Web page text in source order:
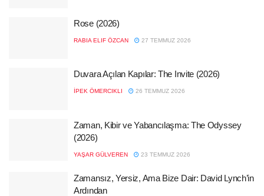
Rose (2026)
RABIA ELIF ÖZCAN 27 TEMMUZ 2026
Duvara Açılan Kapılar: The Invite (2026)
İPEK ÖMERCIKLI 26 TEMMUZ 2026
Zaman, Kibir ve Yabancılaşma: The Odyssey
(2026)
YAŞAR GÜLVEREN 23 TEMMUZ 2026
Zamansız, Yersiz, Ama Bize Dair: David Lynch’in
Ardından